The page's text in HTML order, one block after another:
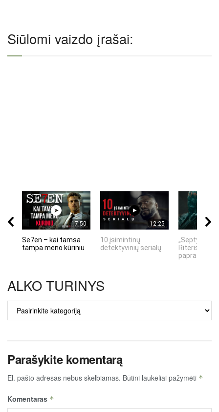
Siūlomi vaizdo įrašai:
17:50
Se7en – kai tamsa
tampa meno kūriniu
12:25
10 įsimintinų
detektyvinių serialų
„Septynių
Riteris" – kai
ALKO TURINYS
ALKO
TURINYS
Parašykite komentarą
El. pašto adresas nebus skelbiamas. Būtini laukeliai pažymėti *
Komentaras *